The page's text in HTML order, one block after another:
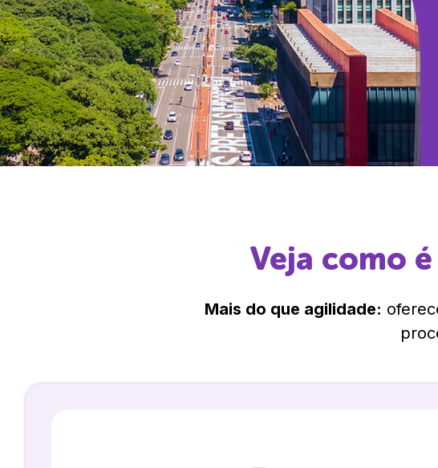
Veja como
Mais do que agilidade: